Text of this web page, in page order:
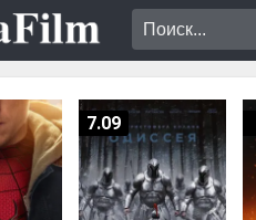
7.09